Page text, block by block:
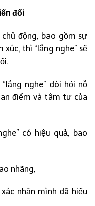
đổi
động, bao gồm sự
thì “lắng nghe” sẽ
nghe” đòi hỏi nỗ
điểm và tâm tư của
có hiệu quả, bao
nhãng,
nhận mình đã hiểu